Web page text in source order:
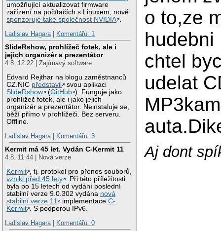
umožňující aktualizovat firmware
zařízení na počítačích s Linuxem, nově
sponzoruje také společnost NVIDIA
Ladislav Hagara| Komentářů: 1
SlideRshow, prohlížeč fotek, ale i
jejich organizér a prezentátor
4.8. 12:22 | Zajímavý software
Edvard Rejthar na blogu zaměstnanců
CZ.NIC představil
svou aplikaci
SlideRshow
(GitHub ). Funguje jako
prohlížeč fotek, ale i jako jejich
organizér a prezentátor. Neinstaluje se,
běží přímo v prohlížeči. Bez serveru.
Offline.
Ladislav Hagara| Komentářů: 3
Kermit má 45 let. Vydán C-Kermit 11
4.8. 11:44 | Nová verze
Kermit
, tj. protokol pro přenos souborů,
vznikl před 45 lety
. Při této příležitosti
byla po 15 letech od vydání poslední
stabilní verze 9.0.302 vydána nová
stabilní verze 11
implementaceC-
Kermit
. S podporou IPv6.
Ladislav Hagara| Komentářů: 0
o to,ze
hudebni
chtel
udelat
Aj dont